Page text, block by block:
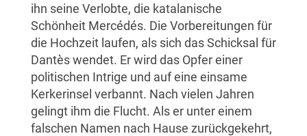
ihn seine Verlobte, die katalanische
Schönheit Mercédés. Die Vorbereitungen für
die Hochzeit laufen, als sich das Schicksal für
Dantès wendet. Er wird das Opfer einer
politischen Intrige und auf eine einsame
Kerkerinsel verbannt. Nach vielen Jahren
gelingt ihm die Flucht. Als er unter einem
falschen Namen nach Hause zurückgekehrt,